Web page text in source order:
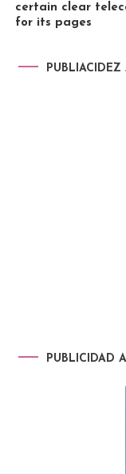
certain clear
for its pages
PUBLICIDAD